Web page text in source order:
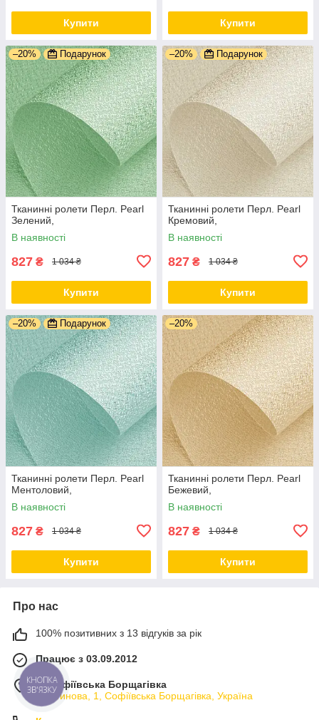
Купити Купити
–20% Подарунок
Тканинні ролети Перл. Pearl
Зелений,
В наявності
827 ₴ 1 034 ₴
Купити
–20% Подарунок
Тканинні ролети Перл. Pearl
Кремовий,
В наявності
827 ₴ 1 034 ₴
Купити
–20% Подарунок
Тканинні ролети Перл. Pearl
Ментоловий,
В наявності
827 ₴ 1 034 ₴
Купити
–20%
Тканинні ролети Перл. Pearl
Бежевий,
В наявності
827 ₴ 1 034 ₴
Купити
Про нас
100% позитивних з 13 відгуків за рік
Працює з 03.09.2012
м. Софіївська Борщагівка
Мартинова, 1, Софіївська Борщагівка, Україна
КНОПКА
ЗВ'ЯЗКУ